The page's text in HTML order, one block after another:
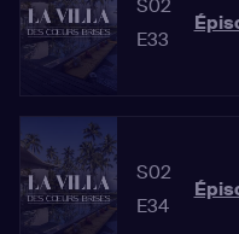
S02
E33
S02
E34